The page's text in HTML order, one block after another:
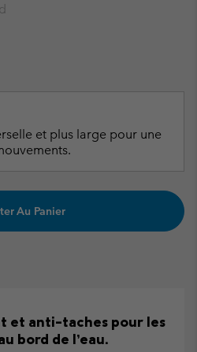
et plus large pour une
Au Panier
et anti-taches pour les
bord de l’eau.